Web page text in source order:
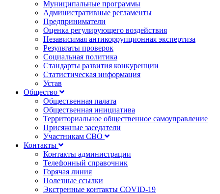
Муниципальные программы
Административные регламенты
Предприниматели
Оценка регулирующего воздействия
Независимая антикоррупционная экспертиза
Результаты проверок
Социальная политика
Стандарты развития конкуренции
Статистическая информация
Устав
Общество
Общественная палата
Общественная инициатива
Территориальное общественное самоуправление
Присяжные заседатели
Участникам СВО
Контакты
Контакты администрации
Телефонный справочник
Горячая линия
Полезные ссылки
Экстренные контакты COVID-19